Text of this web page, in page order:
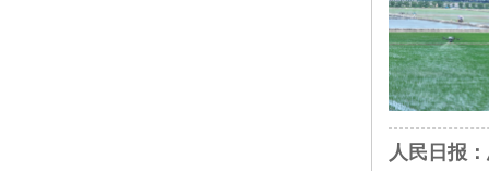
人民日报